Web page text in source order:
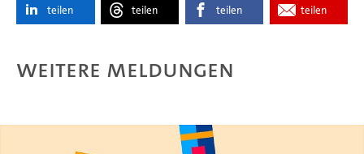
teilen teilen teilen teilen
Weitere Meldungen